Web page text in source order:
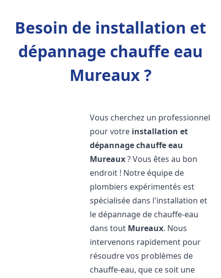
Besoin de installation et
dépannage chauffe eau
Mureaux ?
Vous cherchez un professionnel
pour votre installation et
dépannage chauffe eau
Mureaux? Vous êtes au bon
endroit ! Notre équipe de
plombiers expérimentés est
spécialisée dans l'installation et
le dépannage de chauffe-eau
dans tout Mureaux. Nous
intervenons rapidement pour
résoudre vos problèmes de
chauffe-eau, que ce soit une